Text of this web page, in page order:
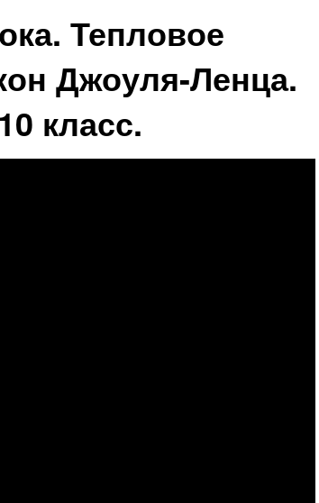
Тепловое
Джоуля-Ленца.
класс.